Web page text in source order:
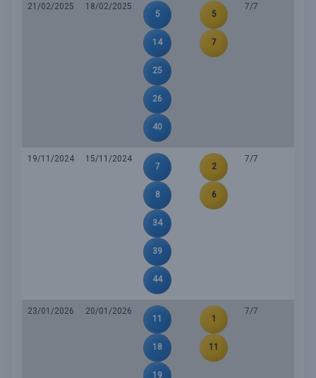
21/02/2025
18/02/2025
5
14
25
26
40
5
7
7/7
19/11/2024
15/11/2024
7
8
34
39
44
2
6
7/7
23/01/2026
20/01/2026
11
18
19
1
11
7/7